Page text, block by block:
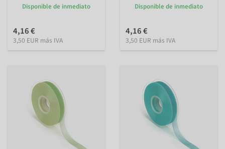
Disponible de inmediato
4,16 €
3,50 EUR más IVA
Disponible de inmediato
4,16 €
3,50 EUR más IVA